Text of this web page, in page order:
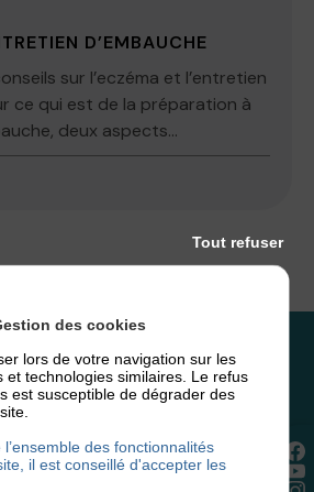
D’EMBAUCHE
sur l’eczéma et l’entretien
ce qui est de la préparation à
deux aspects...
rejoindre
ou faire un don ?
des cookies
lors de votre navigation sur les
et technologies similaires. Le refus
est susceptible de dégrader des
des fonctionnalités
il est conseillé d'accepter les
Tout refuser